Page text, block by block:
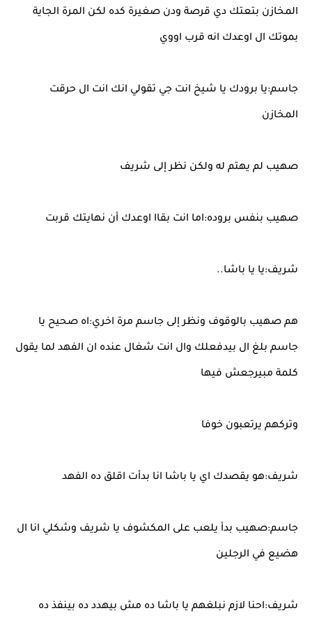
المخازن بتعتك دي قرصة ودن صغيرة كده لكن المرة الجاية
بموتك ال اوعدك انه قرب اووي
جاسم:يا برودك يا شيخ انت جي تقولي انك انت ال حرقت
المخازن
صهيب لم يهتم له ولكن نظر إلى شريف
صهيب بنفس بروده:اما انت بقاا اوعدك أن نهايتك قربت
شريف:يا يا باشا..
هم صهيب بالوقوف ونظر إلى جاسم مرة اخري:اه صحيح يا
جاسم بلغ ال بيدفعلك وال انت شغال عنده ان الفهد لما يقول
كلمة مبيرجعش فيها
وتركهم يرتعبون خوفا
شريف:هو يقصدك اي يا باشا انا بدأت اقلق ده الفهد
جاسم:صهيب بدأ يلعب على المكشوف يا شريف وشكلي انا ال
هضيع في الرجلين
شريف:احنا لازم نبلغهم يا باشا ده مش بيهدد ده بينفذ ده